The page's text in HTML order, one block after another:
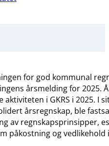
for god kommunal
årsmelding for 2025.
aktiviteten i GKRS i 2025. I
årsregnskap, ble
av regnskapsprinsipper,
påkostning og